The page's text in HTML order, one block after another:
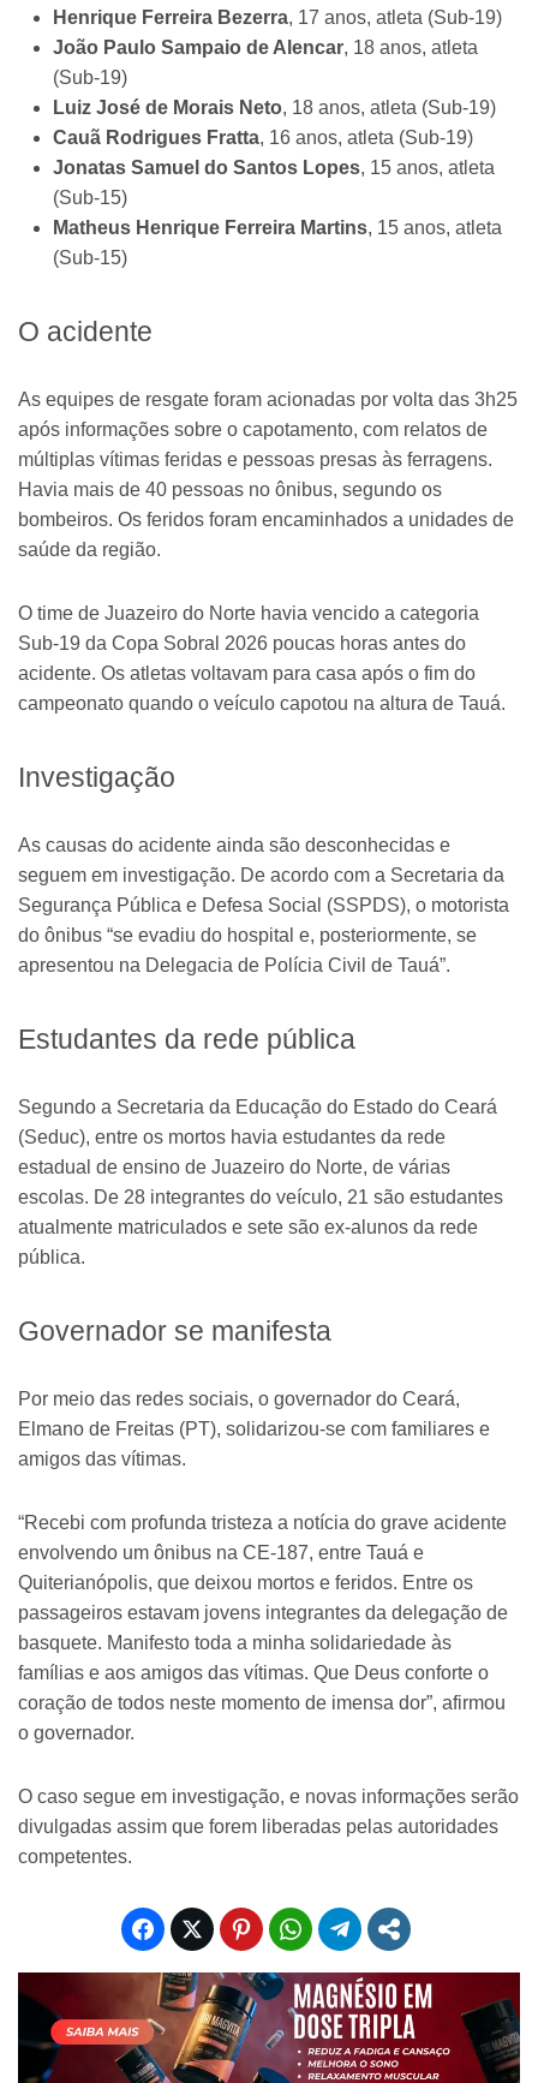
Henrique Ferreira Bezerra, 17 anos, atleta (Sub-19)
João Paulo Sampaio de Alencar, 18 anos, atleta
(Sub-19)
Luiz José de Morais Neto, 18 anos, atleta (Sub-19)
Cauã Rodrigues Fratta, 16 anos, atleta (Sub-19)
Jonatas Samuel do Santos Lopes, 15 anos, atleta
(Sub-15)
Matheus Henrique Ferreira Martins, 15 anos, atleta
(Sub-15)
O acidente
As equipes de resgate foram acionadas por volta das 3h25
após informações sobre o capotamento, com relatos de
múltiplas vítimas feridas e pessoas presas às ferragens.
Havia mais de 40 pessoas no ônibus, segundo os
bombeiros. Os feridos foram encaminhados a unidades de
saúde da região.
O time de Juazeiro do Norte havia vencido a categoria
Sub-19 da Copa Sobral 2026 poucas horas antes do
acidente. Os atletas voltavam para casa após o fim do
campeonato quando o veículo capotou na altura de Tauá.
Investigação
As causas do acidente ainda são desconhecidas e
seguem em investigação. De acordo com a Secretaria da
Segurança Pública e Defesa Social (SSPDS), o motorista
do ônibus “se evadiu do hospital e, posteriormente, se
apresentou na Delegacia de Polícia Civil de Tauá”.
Estudantes da rede pública
Segundo a Secretaria da Educação do Estado do Ceará
(Seduc), entre os mortos havia estudantes da rede
estadual de ensino de Juazeiro do Norte, de várias
escolas. De 28 integrantes do veículo, 21 são estudantes
atualmente matriculados e sete são ex-alunos da rede
pública.
Governador se manifesta
Por meio das redes sociais, o governador do Ceará,
Elmano de Freitas (PT), solidarizou-se com familiares e
amigos das vítimas.
“Recebi com profunda tristeza a notícia do grave acidente
envolvendo um ônibus na CE-187, entre Tauá e
Quiterianópolis, que deixou mortos e feridos. Entre os
passageiros estavam jovens integrantes da delegação de
basquete. Manifesto toda a minha solidariedade às
famílias e aos amigos das vítimas. Que Deus conforte o
coração de todos neste momento de imensa dor”, afirmou
o governador.
O caso segue em investigação, e novas informações serão
divulgadas assim que forem liberadas pelas autoridades
competentes.